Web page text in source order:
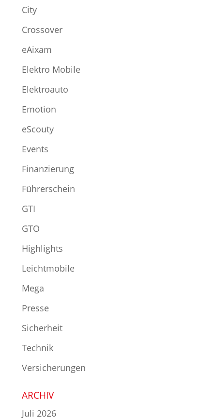
City
Crossover
eAixam
Elektro Mobile
Elektroauto
Emotion
eScouty
Events
Finanzierung
Führerschein
GTI
GTO
Highlights
Leichtmobile
Mega
Presse
Sicherheit
Technik
Versicherungen
ARCHIV
Juli 2026